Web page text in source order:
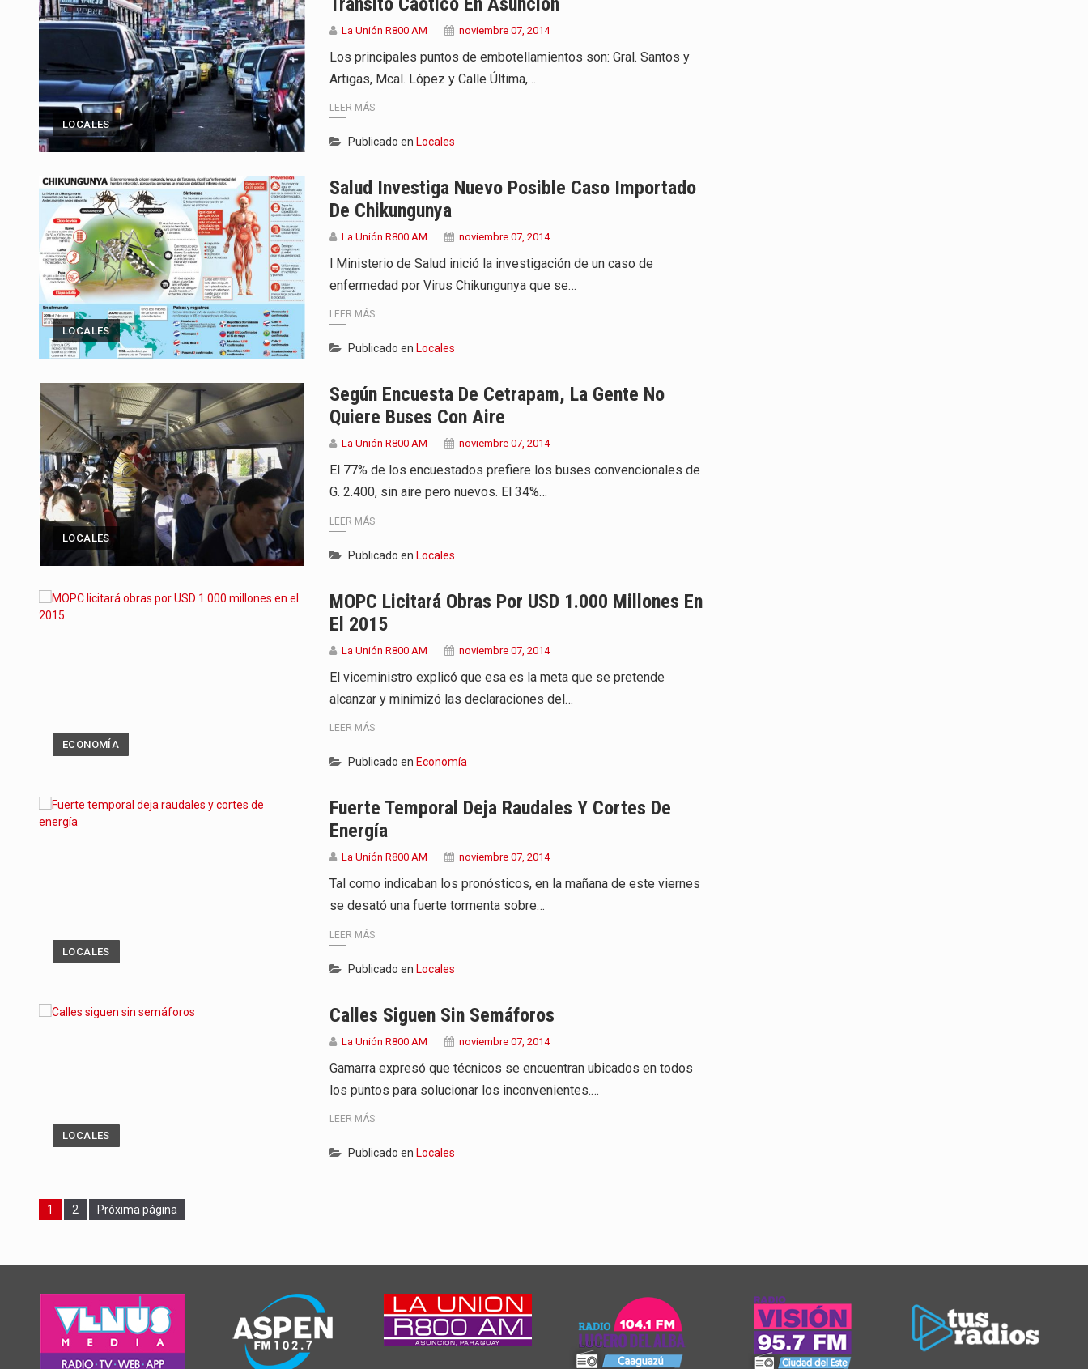
LOCALES
La Unión R800 AM noviembre 07, 2014
Los principales puntos de embotellamientos son: Gral. Santos y
Artigas, Mcal. López y Calle Última,…
LEER MÁS
Publicado en Locales
LOCALES
Salud Investiga Nuevo Posible Caso Importado
De Chikungunya
La Unión R800 AM noviembre 07, 2014
l Ministerio de Salud inició la investigación de un caso de
enfermedad por Virus Chikungunya que se…
LEER MÁS
Publicado en Locales
LOCALES
Según Encuesta De Cetrapam, La Gente No
Quiere Buses Con Aire
La Unión R800 AM noviembre 07, 2014
El 77% de los encuestados prefiere los buses convencionales de
G. 2.400, sin aire pero nuevos. El 34%…
LEER MÁS
Publicado en Locales
ECONOMÍA
MOPC Licitará Obras Por USD 1.000 Millones En
El 2015
La Unión R800 AM noviembre 07, 2014
El viceministro explicó que esa es la meta que se pretende
alcanzar y minimizó las declaraciones del…
LEER MÁS
Publicado en Economía
LOCALES
Fuerte Temporal Deja Raudales Y Cortes De
Energía
La Unión R800 AM noviembre 07, 2014
Tal como indicaban los pronósticos, en la mañana de este viernes
se desató una fuerte tormenta sobre…
LEER MÁS
Publicado en Locales
LOCALES
Calles Siguen Sin Semáforos
La Unión R800 AM noviembre 07, 2014
Gamarra expresó que técnicos se encuentran ubicados en todos
los puntos para solucionar los inconvenientes.…
LEER MÁS
Publicado en Locales
Page
1 Page
2 Próxima página